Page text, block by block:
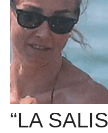
“LA SALIS